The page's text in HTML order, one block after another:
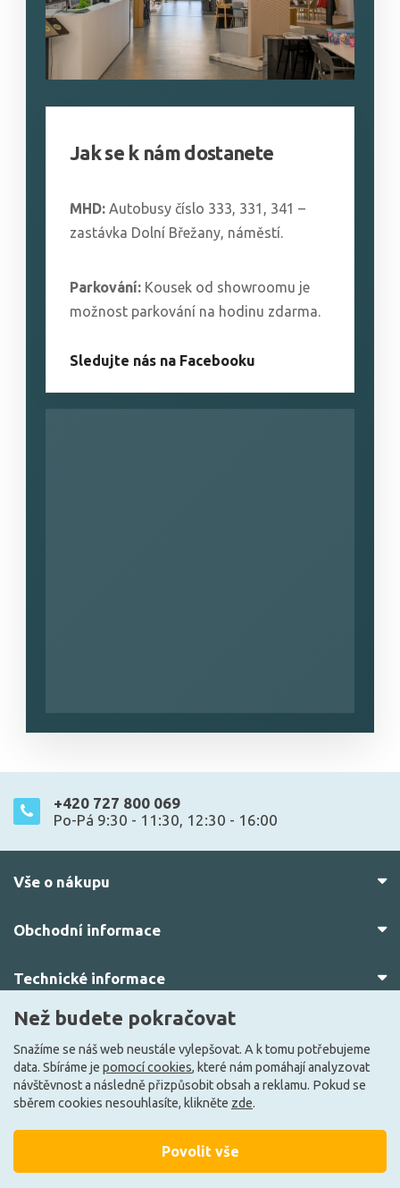
Jak se k nám dostanete
MHD: Autobusy číslo 333, 331, 341 –
zastávka Dolní Břežany, náměstí.
Parkování: Kousek od showroomu je
možnost parkování na hodinu zdarma.
Sledujte nás na Facebooku
+420 727 800 069
Po-Pá 9:30 - 11:30, 12:30 - 16:00
Vše o nákupu
Obchodní informace
Technické informace
O nás
Než budete pokračovat
Snažíme se náš web neustále vylepšovat. A k tomu potřebujeme
data. Sbíráme je pomocí cookies, které nám pomáhají analyzovat
návštěvnost a následně přizpůsobit obsah a reklamu. Pokud se
sběrem cookies nesouhlasíte, klikněte zde.
Povolit vše